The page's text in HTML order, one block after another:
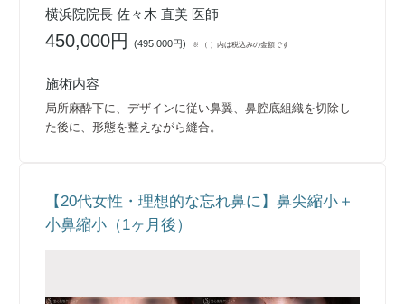
横浜院院長 佐々木 直美 医師
450,000円(495,000円) ※ （ ）内は税込みの金額です
施術内容
局所麻酔下に、デザインに従い鼻翼、鼻腔底組織を切除し
た後に、形態を整えながら縫合。
【20代女性・理想的な忘れ鼻に】鼻尖縮小＋
小鼻縮小（1ヶ月後）